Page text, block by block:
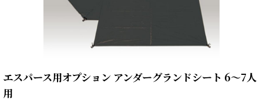
エスパース用オプション アンダーグランドシート 6〜7人
用